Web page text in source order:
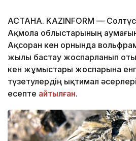
АСТАНА. KAZINFORM —
Ақмола облыстарының
Ақсоран кен орнында
жылы бастау жоспарланып
кен жұмыстары жоспарына
түзетулердің ықтимал
есепте айтылған.